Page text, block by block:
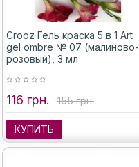
Crooz Гель краска 5 в 1 Art
gel ombre № 07 (малиново-
розовый), 3 мл
116 грн. 155 грн.
КУПИТЬ